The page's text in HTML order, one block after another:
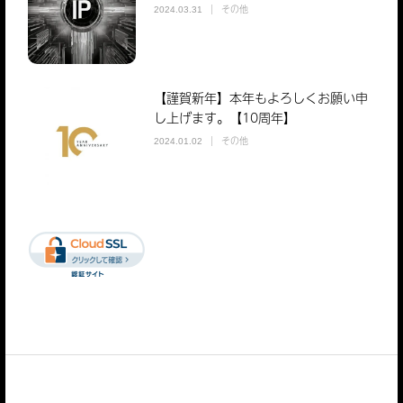
2024.03.31 その他
【謹賀新年】本年もよろしくお願い申
し上げます。【10周年】
2024.01.02 その他